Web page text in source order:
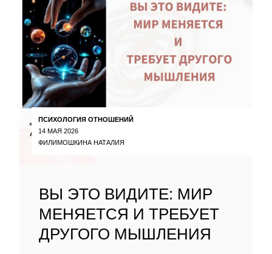
ПСИХОЛОГИЯ ОТНОШЕНИЙ
14 МАЯ 2026
ФИЛИМОШКИНА НАТАЛИЯ
ВЫ ЭТО ВИДИТЕ: МИР
МЕНЯЕТСЯ И ТРЕБУЕТ
ДРУГОГО МЫШЛЕНИЯ